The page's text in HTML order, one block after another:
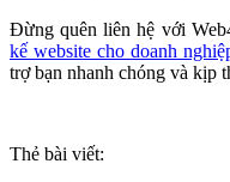
Đừng quên liên hệ với
kế website cho doanh
trợ bạn nhanh chóng và kịp
Thẻ bài viết: